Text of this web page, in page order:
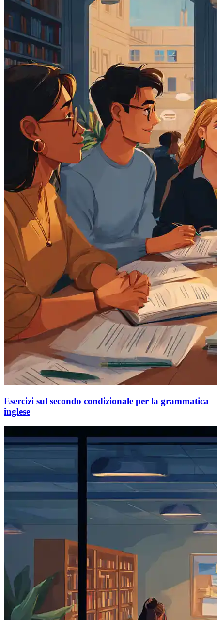
Esercizi sul secondo condizionale per la grammatica
inglese